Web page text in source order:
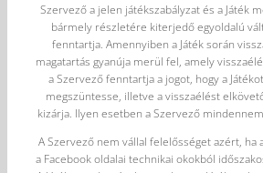
Szervező a jelen játékszabályzat és a Játék
bármely részletére kiterjedő egyoldalú
fenntartja. Amennyiben a Játék során
magatartás gyanúja merül fel, amely
a Szervező fenntartja a jogot, hogy a
megszüntesse, illetve a visszaélést
kizárja. Ilyen esetben a Szervező
A Szervező nem vállal felelősséget azért, ha
a Facebook oldalai technikai okokból